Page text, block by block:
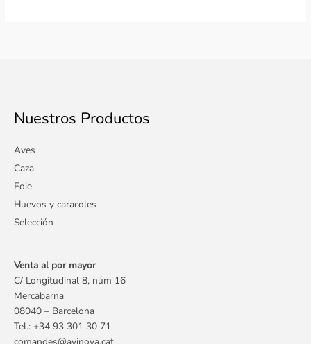
Nuestros Productos
Aves
Caza
Foie
Huevos y caracoles
Selección
Venta al por mayor
C/ Longitudinal 8, núm 16
Mercabarna
08040 – Barcelona
Tel.: +34 93 301 30 71